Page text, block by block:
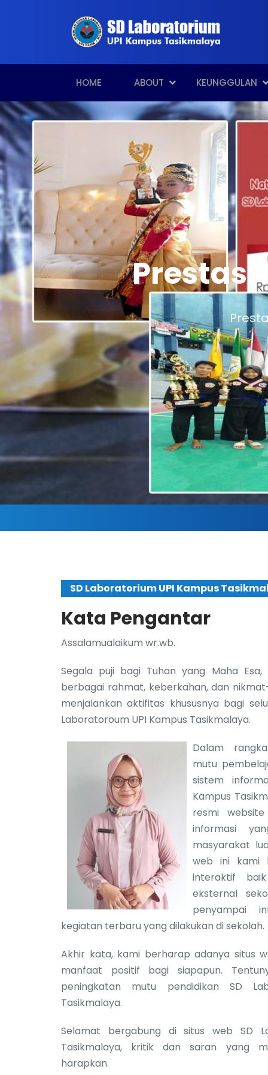
HOME ABOUT KEUNGGULAN
Prestasi
Kegiatan
SD Laboratorium UPI Kampus
Kata Pengantar
Assalamualaikum wr.wb.
Segala puji bagi Tuhan yang Maha
berbagai rahmat, keberkahan, dan
menjalankan aktifitas khususnya bagi
Laboratoroum UPI Kampus Tasikmalaya.
Dalam
mutu
sistem
Kampus
resmi
informasi
masyarakat
web ini kami
interaktif
eksternal
penyampai
kegiatan terbaru yang dilakukan di sekolah.
Akhir kata, kami berharap adanya situs
manfaat positif bagi siapapun.
peningkatan mutu pendidikan SD
Tasikmalaya.
Selamat bergabung di situs web SD
Tasikmalaya, kritik dan saran yang
harapkan.